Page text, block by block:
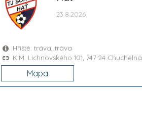
23.8.2026
Hřiště: tráva, tráva
K.M. Lichnovského 101, 747 24 Chuchelná
Mapa